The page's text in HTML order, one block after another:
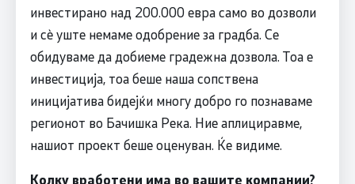
инвестирано над 200.000 евра само во дозволи
и сѐ уште немаме одобрение за градба. Се
обидуваме да добиеме градежна дозвола. Тоа е
инвестиција, тоа беше наша сопствена
иницијатива бидејќи многу добро го познаваме
регионот во Бачишка Река. Ние аплициравме,
нашиот проект беше оценуван. Ќе видиме.
Колку вработени има во вашите компании?